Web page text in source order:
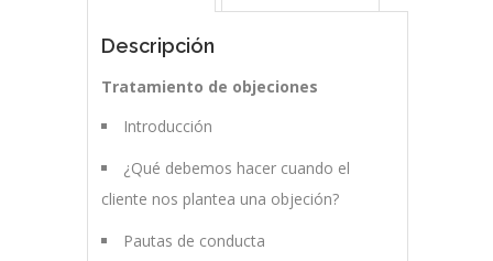
Descripción
Tratamiento de objeciones
Introducción
¿Qué debemos hacer cuando el
cliente nos plantea una objeción?
Pautas de conducta